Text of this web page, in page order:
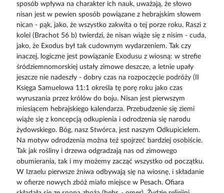
sposób wpływa na charakter ich nauk, uważają, że słowo
nisan jest w pewien sposób powiązane z hebrajskim słowem
nican - pąk, jako, że wszystko zakwita o tej porze roku. Raszi z
kolei (Brachot 56 b) twierdzi, że nisan wiąże się z nisim - cuda,
jako, że Exodus był tak cudownym wydarzeniem. Tak czy
inaczej, logiczne jest powiązanie Exodusu z wiosną: w strefie
śródziemnomorskiej ustały zimowe deszcze, a letnie upały
jeszcze nie nadeszły - dobry czas na rozpoczęcie podróży (II
Księga Samuelowa 11:1 określa tę porę roku jako czas
wyruszania przez królów do boju. Nisan jest pierwszym
miesiącem hebrajskiego kalendarza. Przebudzenie się ziemi
wiąże się z koncepcją odkupienia i odrodzenia się narodu
żydowskiego. Bóg, nasz Stwórca, jest naszym Odkupicielem.
Na motyw odrodzenia można też spojrzeć bardziej osobiście.
Tak jak rośliny i drzewa odgradzają nas od zimowego
obumierania, tak i my możemy zacząć wszystko od początku.
W Izraelu pierwsze żniwa odbywają się na wiosnę, i składanie
w ofierze nowych zbóż miało miejsce w Pesach. Ofiara